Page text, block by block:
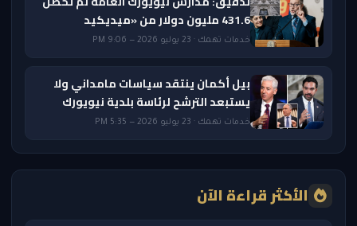
431.6 مليون دولار من «ميديكيد
خدمات تهمك · 23 يوليو 2026 — 9:06 PM
بيل أكمان ينتقد سياسات مامداني ولا
يستبعد الترشح لرئاسة بلدية نيويورك
خدمات تهمك · 23 يوليو 2026 — 5:35 PM
الأكثر قراءة الآن